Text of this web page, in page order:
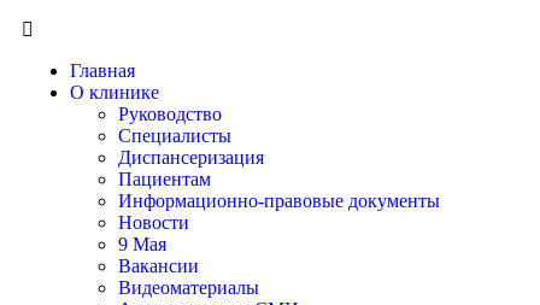
Главная
О клинике
Руководство
Специалисты
Диспансеризация
Пациентам
Информационно-правовые документы
Новости
9 Мая
Вакансии
Видеоматериалы